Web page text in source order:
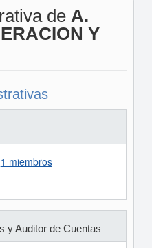
de A.
Y
1 miembros
y Auditor de Cuentas